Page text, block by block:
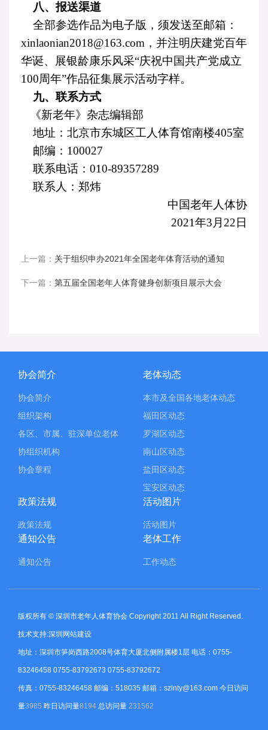
八、报送渠道
全部参选作品为电子版，须发送至邮箱：
xinlaonian2018@163.com ，并注明庆建党百年
华诞、展银龄康乐风采“庆祝中国共产党成立
100周年”作品征集展示活动字样。
九、联系方式
《新老年》杂志编辑部
地址：北京市东城区工人体育馆南楼405室
邮编： 100027
联系电话： 010-89357289
联系人：郑炜
中国老年人体协
2021年3 月 22 日
上一篇： 关于组织申办2021年全国老年体育活动的通知
下一篇： 第五届全国老年人体育健身创新项目展示大会
协会简介
协会简介
组织架构
各区、市属、驻深单位老体
协组织机构
协会章程
老体动态
本市及全国各地老体动态
福田区动态
罗湖区动态
南山区动态
盐田区动态
宝安区动态
政策法规
政策法规
活动图片
活动图片
通知公告
通知公告
老体工作
工作动态
版权所有 © 深圳市老年人体育协会 Copyright 2011 All Right Reserved.
技术支持:深圳网站建设
地址：深圳市笋岗西路2008号体育大厦北侧附属楼1层 电话：0755-
83246458 0755-83792673 0755-83792672
传真：0755-83246458 邮编：518035 邮箱：szlnty@163.com 今日访问
量3985 昨日访问量8194 总访问量 231562